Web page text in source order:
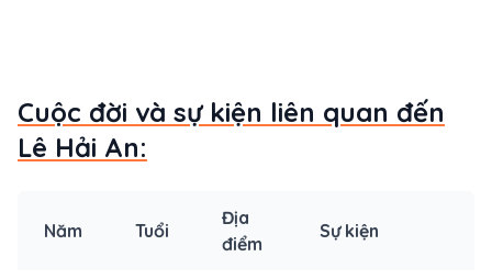
Cuộc đời và sự kiện liên quan đến
Lê Hải An:
Năm Tuổi
Địa
điểm
Sự kiện